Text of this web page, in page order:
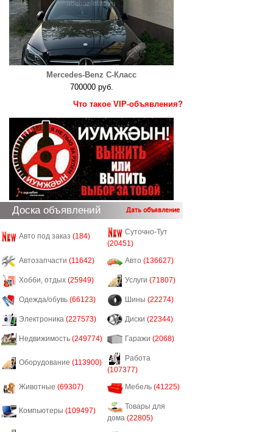
Mercedes-Benz C-Класс
700000 руб.
Что такое VIP-объявления?
Доска объявлений Дать объявление
Авто под заказ (184)
Суточно-Тут
(20451)
Автозапчасти (11642) Авто (136627)
Хобби, отдых (25949) Услуги (71807)
Одежда/обувь (66123) Шины (22274)
Электроника (227573) Диски (22344)
Недвижимость (249774) Гаражи (2068)
Оборудование (113900)
Работа
(107377)
Животные (69307) Мебель (41225)
Компьютеры (109497)
Товары для
дома (22805)